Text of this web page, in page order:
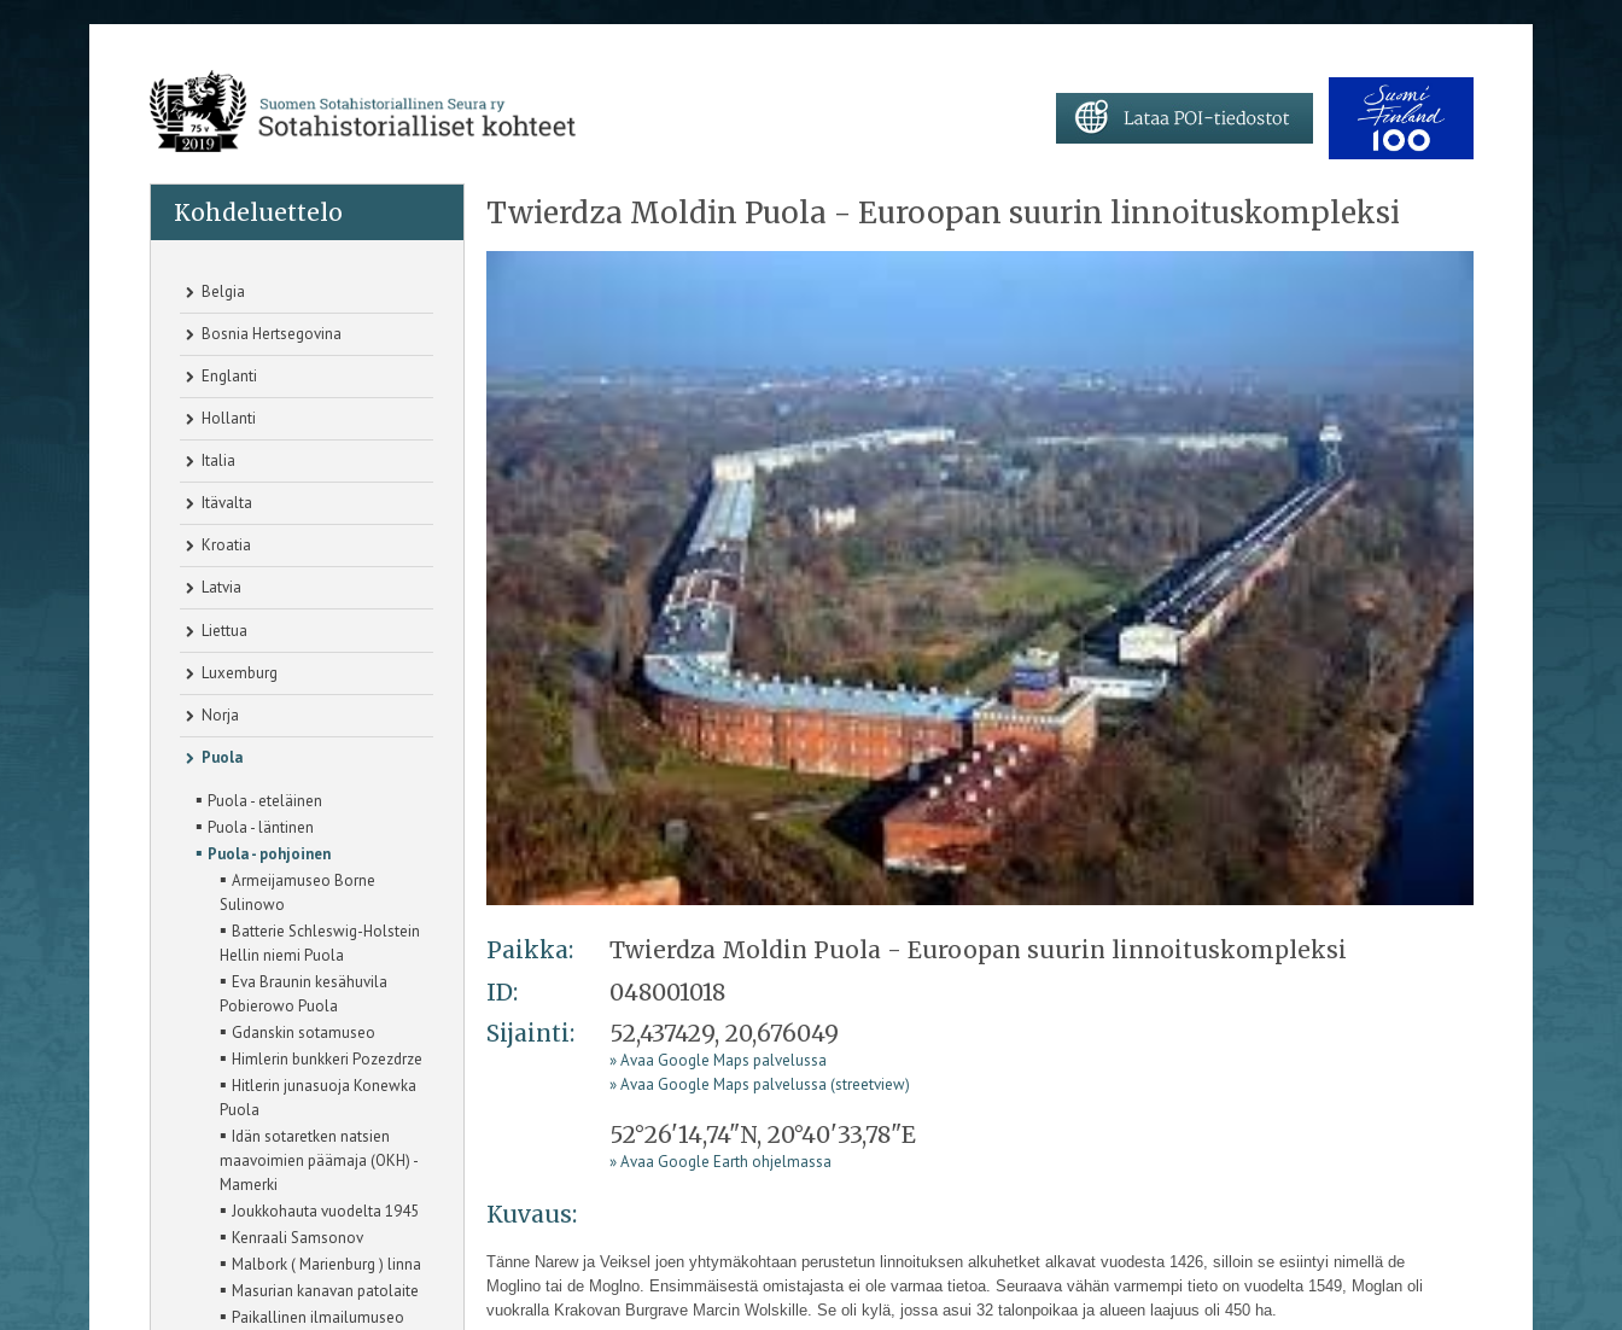
Kohdeluettelo
Belgia
Bosnia Hertsegovina
Englanti
Hollanti
Italia
Itävalta
Kroatia
Latvia
Liettua
Luxemburg
Norja
Puola
▪ Puola - eteläinen
▪ Puola - läntinen
▪ Puola - pohjoinen
▪ Armeijamuseo Borne
Sulinowo
▪ Batterie Schleswig-Holstein
Hellin niemi Puola
▪ Eva Braunin kesähuvila
Pobierowo Puola
▪ Gdanskin sotamuseo
▪ Himlerin bunkkeri Pozezdrze
▪ Hitlerin junasuoja Konewka
Puola
▪ Idän sotaretken natsien
maavoimien päämaja (OKH) -
Mamerki
▪ Joukkohauta vuodelta 1945
▪ Kenraali Samsonov
▪ Malbork ( Marienburg ) linna
▪ Masurian kanavan patolaite
▪ Paikallinen ilmailumuseo
Twierdza Moldin Puola - Euroopan suurin linnoituskompleksi
Paikka:
Twierdza Moldin Puola - Euroopan suurin linnoituskompleksi
ID:
048001018
Sijainti:
52,437429, 20,676049
» Avaa Google Maps palvelussa
» Avaa Google Maps palvelussa (streetview)
52°26'14,74"N, 20°40'33,78"E
» Avaa Google Earth ohjelmassa
Kuvaus:
Tänne Narew ja Veiksel joen yhtymäkohtaan perustetun linnoituksen alkuhetket alkavat vuodesta 1426, silloin se esiintyi nimellä de
Moglino tai de Moglno. Ensimmäisestä omistajasta ei ole varmaa tietoa. Seuraava vähän varmempi tieto on vuodelta 1549, Moglan oli
vuokralla Krakovan Burgrave Marcin Wolskille. Se oli kylä, jossa asui 32 talonpoikaa ja alueen laajuus oli 450 ha.